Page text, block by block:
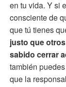
en tu vida. Y si
consciente de
que tú tienes
justo que
sabido cerrar
también
que la